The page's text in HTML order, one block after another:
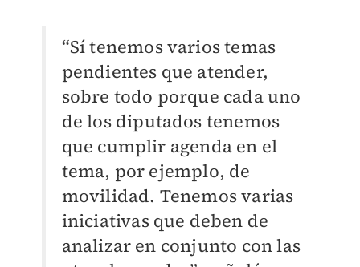
“Sí tenemos varios temas
pendientes que atender,
sobre todo porque cada uno
de los diputados tenemos
que cumplir agenda en el
tema, por ejemplo, de
movilidad. Tenemos varias
iniciativas que deben de
analizar en conjunto con las